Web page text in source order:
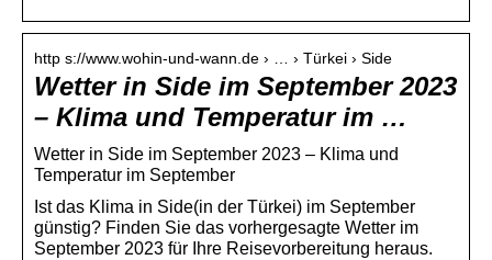
http s://www.wohin-und-wann.de › … › Türkei › Side
Wetter in Side im September 2023
– Klima und Temperatur im …
Wetter in Side im September 2023 – Klima und
Temperatur im September
Ist das Klima in Side(in der Türkei) im September
günstig? Finden Sie das vorhergesagte Wetter im
September 2023 für Ihre Reisevorbereitung heraus.